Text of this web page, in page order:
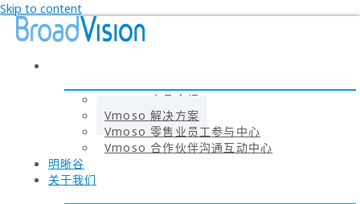
Skip to content
Vmoso 产品介绍
Vmoso 解决方案
Vmoso 零售业员工参与中心
Vmoso 合作伙伴沟通互动中心
明晰谷
关于我们